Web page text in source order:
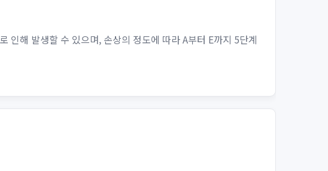
인해 발생할 수 있으며, 손상의 정도에 따라 A부터 E까지 5단계